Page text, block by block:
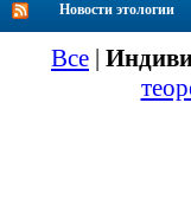
Новости этологии
Все |